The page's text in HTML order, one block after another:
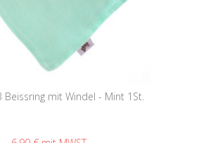
Beissring mit Windel - Mint 1St.